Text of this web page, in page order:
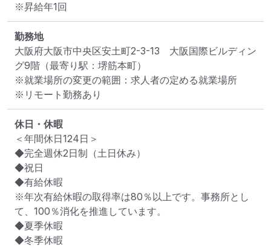
※昇給年1回
勤務地
大阪府大阪市中央区安土町2-3-13　大阪国際ビルディン
グ9階 （最寄り駅：堺筋本町）
※就業場所の変更の範囲：求人者の定める就業場所
※リモート勤務あり
休日・休暇
＜年間休日124日＞
◆完全週休2日制（土日休み）
◆祝日
◆有給休暇
※年次有給休暇の取得率は80％以上です。事務所とし
て、100％消化を推進しています。
◆夏季休暇
◆冬季休暇